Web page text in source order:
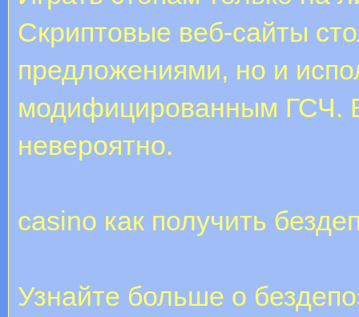
Скриптовые веб-сайты
предложениями, но и
модифицированным ГСЧ.
невероятно.
casino как получить
Узнайте больше о